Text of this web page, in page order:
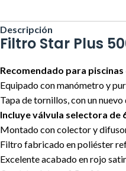
Descripción
Filtro Star Plus
Recomendado para piscinas
Equipado con manómetro y
Tapa de tornillos, con un nuevo
Incluye válvula selectora de
Montado con colector y
Filtro fabricado en poliéster
Excelente acabado en rojo